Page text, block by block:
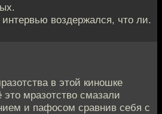
воздержался, что ли.
в этой киношке
мразотство смазали
и пафосом сравнив себя с